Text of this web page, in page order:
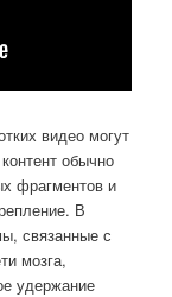
видео могут
обычно
фрагментов и
В
связанные с
мозга,
удержание